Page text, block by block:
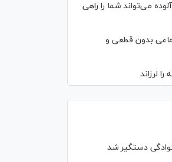
می‌تواند شما را راهی
بدون قطعی و
دستگیر شد